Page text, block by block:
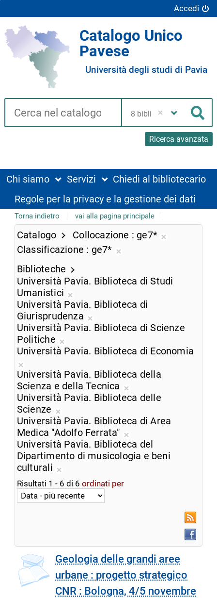
Accedi
Catalogo Unico
Pavese
Università degli studi di Pavia
Cerca su "Catalogo"
Ricerca avanzata
biblioteca
Chi siamo Servizi
Chiedi al bibliotecario
Regole per la privacy e la gestione dei dati
Torna indietro vai alla pagina principale
Catalogo Collocazione
ge7*
corrente
Classificazione
ge7*
ricerca
Biblioteche
Università Pavia. Biblioteca di Studi
Umanistici
Rimuovi
dalla
ricerca
Università Pavia. Biblioteca di
Giurisprudenza
Rimuovi
ricerca
Università Pavia. Biblioteca di Scienze
Politiche
Rimuovi
ricerca
corrente
Università Pavia. Biblioteca di Economia
Rimuovi
dalla
ricerca
corrente
Università Pavia. Biblioteca della
Scienza e della Tecnica
Rimuovi
ricerca
corrente
Università Pavia. Biblioteca delle
Scienze
Rimuovi
dalla
ricerca
corrente
Università Pavia. Biblioteca di Area
Medica "Adolfo Ferrata"
Rimuovi
dalla
Università Pavia. Biblioteca del
Dipartimento di musicologia e beni
culturali
Rimuovi
dalla
ricerca
Risultati 1 - 6 di 6 ordinati per
RSS
copertina
Geologia delle grandi aree
urbane : progetto strategico
CNR : Bologna, 4/5 novembre